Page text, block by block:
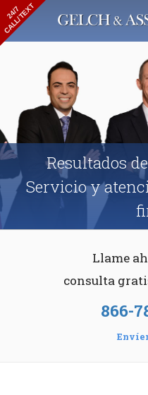
24/7
CALL/TEXT
Resultados
Servicio y
Llame
consulta
866-